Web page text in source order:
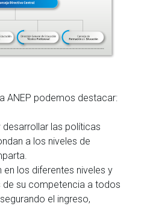
ANEP podemos destacar:
desarrollar las políticas
a los niveles de
los diferentes niveles y
su competencia a todos
el ingreso,